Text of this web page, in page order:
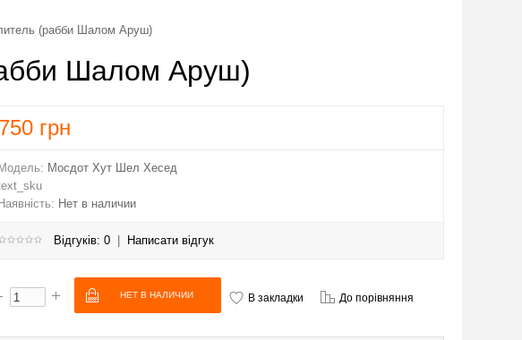
(рабби Шалом Аруш)
Шалом Аруш)
750 грн
Модель: Мосдот Хут Шел Хесед
Наявність: Нет в наличии
Відгуків: 0 Написати відгук
В закладки До порівняння